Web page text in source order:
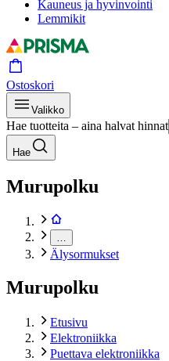
Kauneus ja hyvinvointi
Lemmikit
Ostoskori
Valikko
Hae tuotteita – aina halvat hinnat
Hae
Murupolku
Älysormukset
Murupolku
Etusivu
Elektroniikka
Puettava elektroniikka